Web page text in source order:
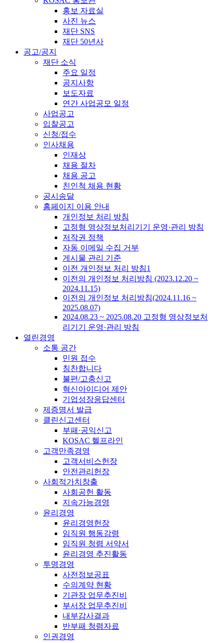
홍보 자료실
사진 뉴스
재단 SNS
재단 50년사
공고/공지
재단 소식
주요 일정
공지사항
보도자료
연간 사업공모 일정
사업공고
입찰공고
신청/접수
인사채용
인재상
채용 절차
채용 공고
친인척 채용 현황
공시송달
홈페이지 이용 안내
개인정보 처리 방침
고정형 영상정보처리기기 운영·관리 방침
저작권 정책
자동 이메일 수집 거부
게시물 관리 기준
이전 개인정보 처리 방침1
이전의 개인정보 처리방침 (2023.12.20 ~
2024.11.15)
이전의 개인정보 처리방침(2024.11.16 ~
2025.08.07)
2024.08.23 ~ 2025.08.20 고정형 영상정보처
리기기 운영·관리 방침
열린경영
소통 공간
민원 접수
칭찬합니다
불편/고충신고
혁신아이디어 제안
기업성장응답센터
제증명서 발급
클린신고센터
부패·공익신고
KOSAC 헬프라인
고객만족경영
고객서비스헌장
안전관리헌장
사회적가치창출
사회공헌 활동
지속가능경영
윤리경영
윤리경영헌장
임직원 행동강령
임직원 청렴 서약서
윤리경영 추진활동
투명경영
사전정보공표
수의계약 현황
기관장 업무추진비
부서장 업무추진비
내부감사결과
반부패 청렴자료
인권경영